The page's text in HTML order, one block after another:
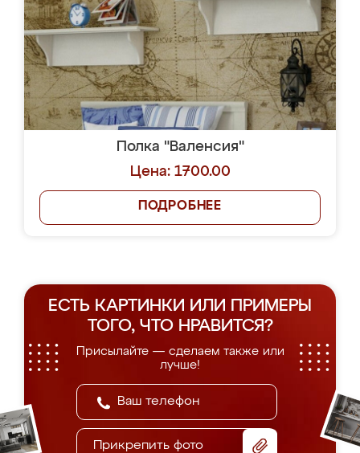
Полка "Валенсия"
Цена: 1700.00
ПОДРОБНЕЕ
ЕСТЬ КАРТИНКИ ИЛИ ПРИМЕРЫ
ТОГО, ЧТО НРАВИТСЯ?
Присылайте — сделаем также или
лучше!
Прикрепить фото